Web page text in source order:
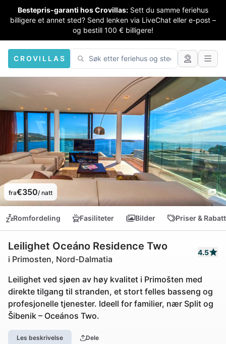
Bestepris-garanti hos Crovillas: Sett du samme feriehus
billigere et annet sted? Send lenken via LiveChat eller e-post –
og bestill 100 € billigere!
CROVILLAS
fra€350/ natt
Romfordeling Fasiliteter Bilder Priser &
Leilighet Oceáno Residence Two
i Primosten, Nord-Dalmatia
4.5
Leilighet ved sjøen av høy kvalitet i Primošten med
direkte tilgang til stranden, et stort felles basseng og
profesjonelle tjenester. Ideell for familier, nær Split og
Šibenik – Oceános Two.
Les beskrivelse Dele